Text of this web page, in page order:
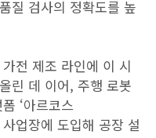
질 검사의 정확도를 높
전 제조 라인에 이 시
린 데 이어, 주행 로봇
‘아르코스
업장에 도입해 공장 설